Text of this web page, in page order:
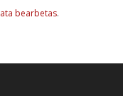
bearbetas.